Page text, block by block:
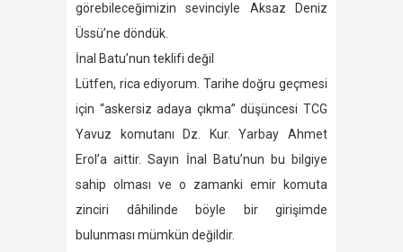
görebileceğimizin sevinciyle Aksaz Deniz
Üssü’ne döndük.
İnal Batu’nun teklifi değil
Lütfen, rica ediyorum. Tarihe doğru geçmesi
için “askersiz adaya çıkma” düşüncesi TCG
Yavuz komutanı Dz. Kur. Yarbay Ahmet
Erol’a aittir. Sayın İnal Batu’nun bu bilgiye
sahip olması ve o zamanki emir komuta
zinciri dâhilinde böyle bir girişimde
bulunması mümkün değildir.